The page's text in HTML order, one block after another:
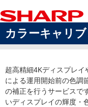
カラーキャリ
超高精細4Kディスプレ
による運用開始前の色調
の補正を行うサービスで
いディスプレイの輝度・